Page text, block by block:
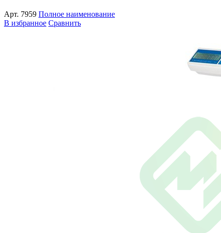
Арт. 7959 Полное наименование
В избранное Сравнить